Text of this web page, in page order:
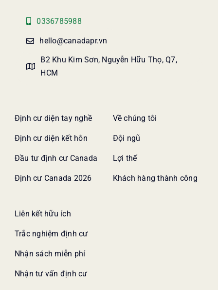
0336785988
hello@canadapr.vn
B2 Khu Kim Sơn, Nguyễn Hữu Thọ, Q7,
HCM
Định cư diện tay nghề
Định cư diện kết hôn
Đầu tư định cư Canada
Định cư Canada 2026
Về chúng tôi
Đội ngũ
Lợi thế
Khách hàng thành công
Liên kết hữu ích
Trắc nghiệm định cư
Nhận sách miễn phí
Nhận tư vấn định cư